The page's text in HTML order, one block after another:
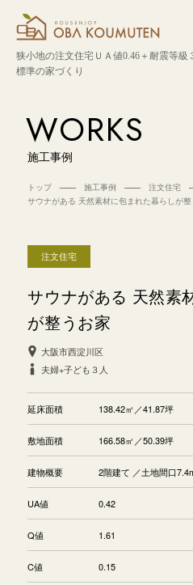
狭小地の注文住宅ＵＡ値0.46＋耐震等級
標準の家づくり
WORKS
施工事例
トップ 施工事例
注文住宅
サウナがある 天然素材に包まれた暮らしが整
注文住宅
サウナがある 天然素
が整うお家
大阪市西淀川区
夫婦+子ども３人
延床面積 138.42㎡／41.87坪
敷地面積 166.58㎡／50.39坪
建物概要 2階建て ／土地間口
UA値 0.42
Q値 1.61
C値 0.15